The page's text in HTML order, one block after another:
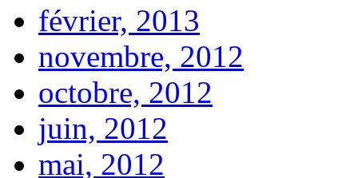
février, 2013
novembre, 2012
octobre, 2012
juin, 2012
mai, 2012